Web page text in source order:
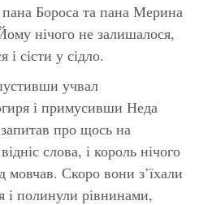
Бороса та пана Мерина
нічого не залишалося,
і сісти у сідло.
учвал
і примусивши Неда
про щось на
слова, і король нічого
мовчав. Скоро вони з’їхали
і полинули рівнинами,